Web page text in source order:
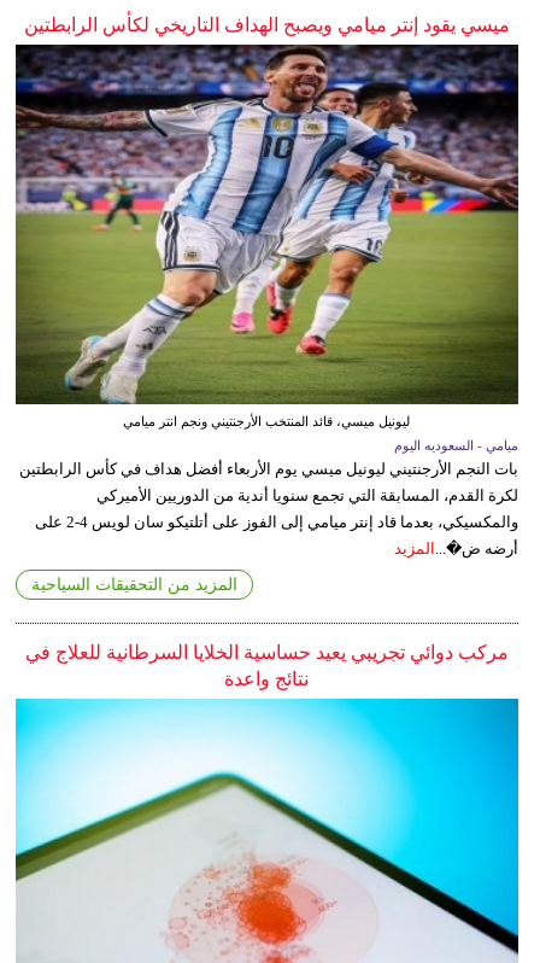
ميسي يقود إنتر ميامي ويصبح الهداف التاريخي لكأس الرابطتين
ليونيل ميسي، قائد المنتخب الأرجنتيني ونجم انتر ميامي
ميامي - السعوديه اليوم
بات النجم الأرجنتيني ليونيل ميسي يوم الأربعاء أفضل هداف في كأس الرابطتين
لكرة القدم، المسابقة التي تجمع سنويا أندية من الدوريين الأميركي
والمكسيكي، بعدما قاد إنتر ميامي إلى الفوز على أتلتيكو سان لويس 4-2 على
أرضه ض�... المزيد
المزيد من التحقيقات السياحية
مركب دوائي تجريبي يعيد حساسية الخلايا السرطانية للعلاج في
نتائج واعدة